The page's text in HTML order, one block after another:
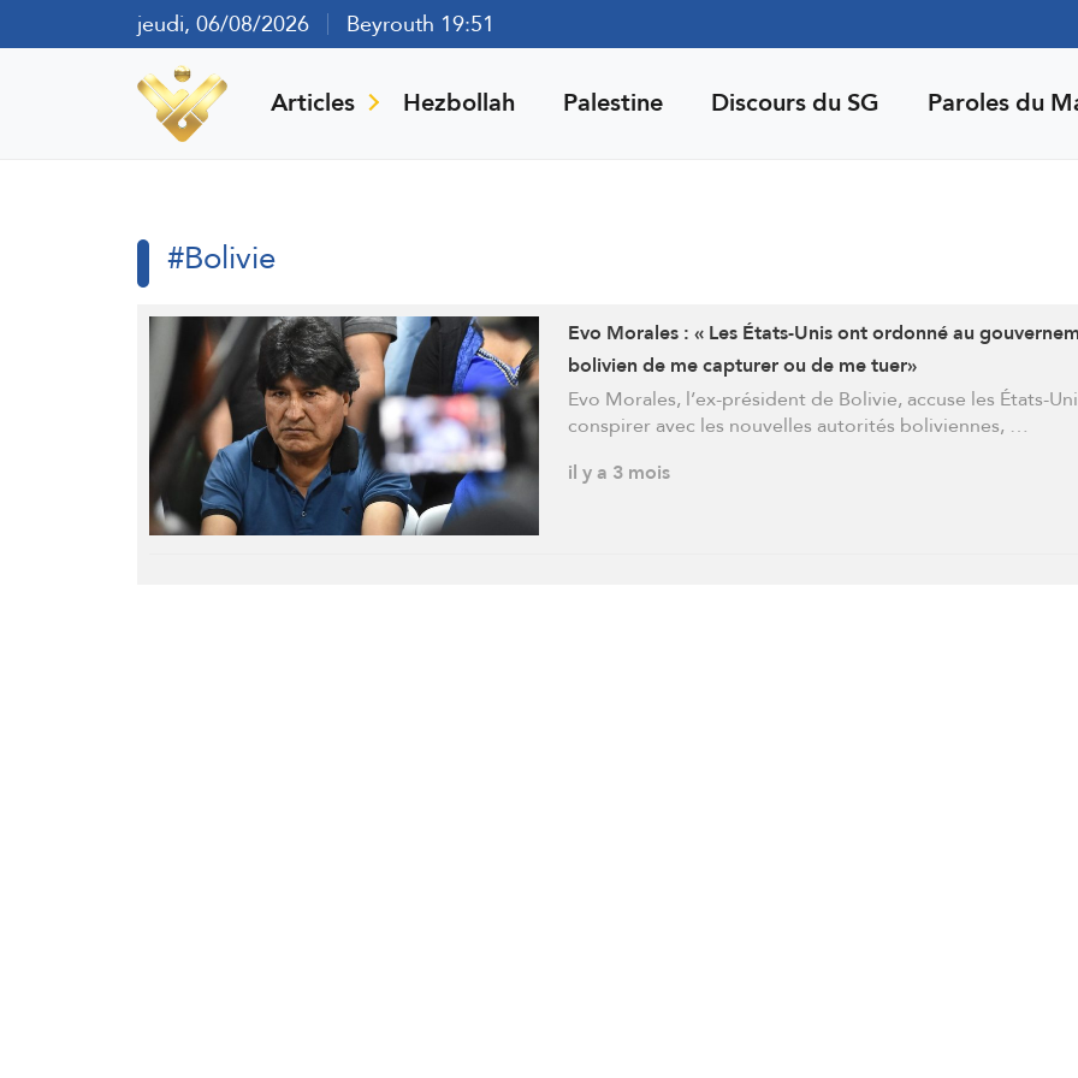
jeudi, 06/08/2026 Beyrouth 19:51
Articles Hezbollah Palestine Discours du SG Paroles du
#Bolivie
Evo Morales : « Les États-Unis ont ordonné au
bolivien de me capturer ou de me tuer»
Evo Morales, l’ex-président de Bolivie, accuse les États-
conspirer avec les nouvelles autorités boliviennes, …
il y a 3 mois